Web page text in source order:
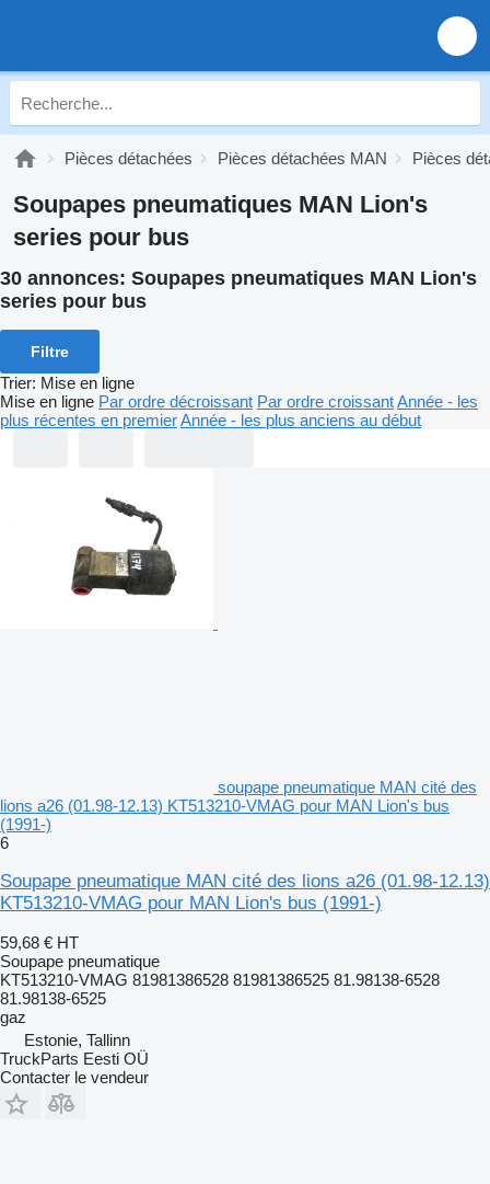
Pièces détachées Pièces détachées MAN Pièces
Soupapes pneumatiques MAN Lion's
series pour bus
30 annonces: Soupapes pneumatiques MAN Lion's
series pour bus
Filtre
Trier: Mise en ligne
Mise en ligne Par ordre décroissant Par ordre croissantAnnée - les
plus récentes en premierAnnée - les plus anciens au début
soupape pneumatique MAN cité des
lions a26 (01.98-12.13) KT513210-VMAG pour MAN Lion's bus
(1991-)
6
Soupape pneumatique MAN cité des lions a26 (01.98-12.13)
KT513210-VMAG pour MAN Lion's bus (1991-)
59,68 € HT
Soupape pneumatique
KT513210-VMAG 81981386528 81981386525 81.98138-6528
81.98138-6525
gaz
Estonie, Tallinn
TruckParts Eesti OÜ
Contacter le vendeur